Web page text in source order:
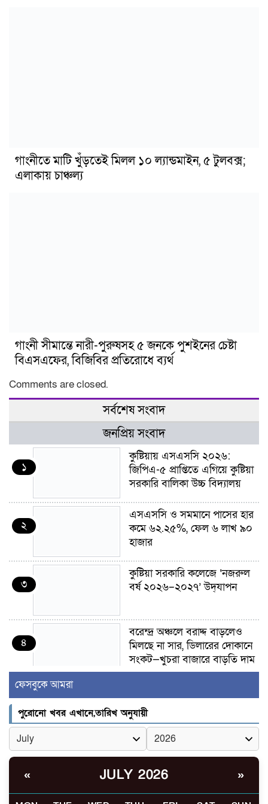
গাংনীতে মাটি খুঁড়তেই মিলল ১০ ল্যান্ডমাইন, ৫ টুলবক্স;
এলাকায় চাঞ্চল্য
গাংনী সীমান্তে নারী-পুরুষসহ ৫ জনকে পুশইনের চেষ্টা
বিএসএফের, বিজিবির প্রতিরোধে ব্যর্থ
Comments are closed.
সর্বশেষ সংবাদ
জনপ্রিয় সংবাদ
১
কুষ্টিয়ায় এসএসসি ২০২৬:
জিপিএ-৫ প্রাপ্তিতে এগিয়ে কুষ্টিয়া
সরকারি বালিকা উচ্চ বিদ্যালয়
২
এসএসসি ও সমমানে পাসের হার
কমে ৬২.২৫%, ফেল ৬ লাখ ৯০
হাজার
৩
কুষ্টিয়া সরকারি কলেজে ‘নজরুল
বর্ষ ২০২৬–২০২৭’ উদ্‌যাপন
৪
বরেন্দ্র অঞ্চলে বরাদ্দ বাড়লেও
মিলছে না সার, ডিলারের দোকানে
সংকট—খুচরা বাজারে বাড়তি দাম
৫
ল্যান্ডমাইন, ৫ টুলবক্স; এলাকায়
চাঞ্চল্য
৬
গাংনী সীমান্তে নারী-পুরুষসহ ৫
বিএসএফের, বিজিবির প্রতিরোধে
ব্যর্থ
ফেসবুকে আমরা
পুরোনো খবর এখানে,তারিখ অনুযায়ী
« JULY 2026 »